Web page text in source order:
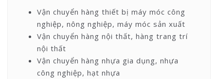
Vận chuyển hàng thiết bị máy móc công
nghiệp, nông nghiệp, máy móc sản xuất
Vận chuyển hàng nội thất, hàng trang trí
nội thất
Vận chuyển hàng nhựa gia dụng, nhựa
công nghiệp, hạt nhựa